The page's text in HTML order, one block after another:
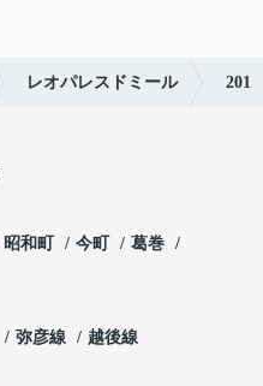
レオパレスドミール 201
昭和町 今町
葛巻
弥彦線 越後線